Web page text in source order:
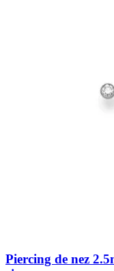
Piercing de nez